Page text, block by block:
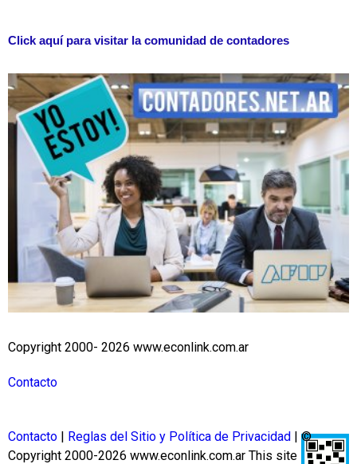
Click aquí para visitar la comunidad de contadores
Copyright 2000- 2026 www.econlink.com.ar
Contacto
Contacto | Reglas del Sitio y Política de Privacidad | ©
Copyright 2000-2026 www.econlink.com.ar This site